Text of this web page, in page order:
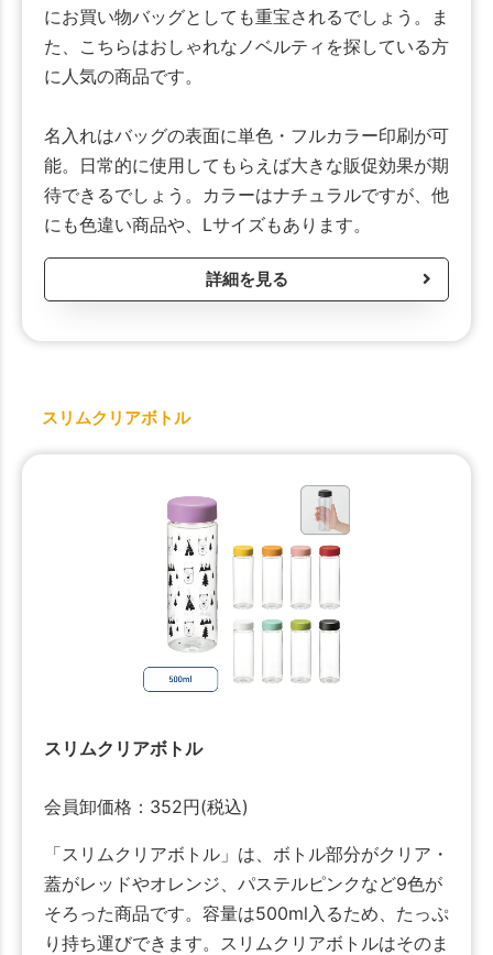
にお買い物バッグとしても重宝されるでしょう。ま
た、こちらはおしゃれなノベルティを探している方
に人気の商品です。
名入れはバッグの表面に単色・フルカラー印刷が可
能。日常的に使用してもらえば大きな販促効果が期
待できるでしょう。カラーはナチュラルですが、他
にも色違い商品や、Lサイズもあります。
詳細を見る
スリムクリアボトル
スリムクリアボトル
会員卸価格： 352円(税込)
「スリムクリアボトル」は、ボトル部分がクリア・
蓋がレッドやオレンジ、パステルピンクなど9色が
そろった商品です。容量は500ml入るため、たっぷ
り持ち運びできます。スリムクリアボトルはそのま